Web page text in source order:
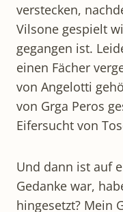
verstecken,
Vilsone gespielt
gegangen ist.
einen Fächer
von Angelotti
von Grga Peros
Eifersucht von
Und dann ist auf
Gedanke war,
hingesetzt? Mein